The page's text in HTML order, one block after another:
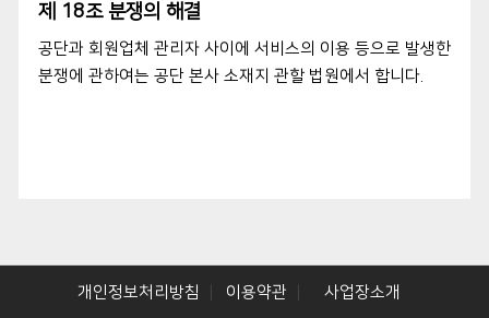
제 18조 분쟁의 해결
공단과 회원업체 관리자 사이에 서비스의 이용 등으로 발생한
분쟁에 관하여는 공단 본사 소재지 관할 법원에서 합니다.
개인정보처리방침 이용약관 사업장소개